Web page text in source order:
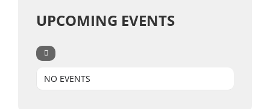
UPCOMING EVENTS
NO EVENTS